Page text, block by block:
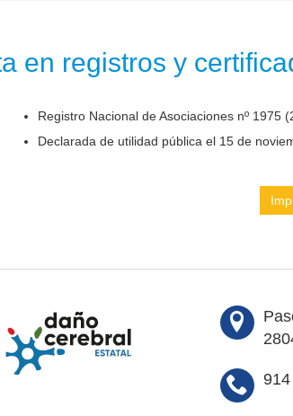
en registros y
Registro Nacional de Asociaciones nº 1975
Declarada de utilidad pública el 15 de